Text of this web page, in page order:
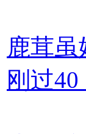
鹿茸
刚过